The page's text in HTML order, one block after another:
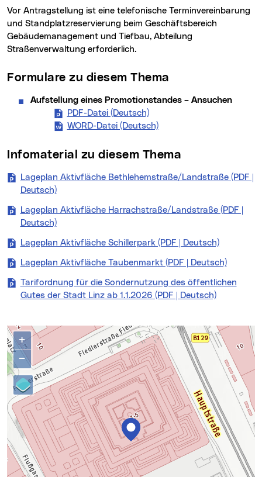
Vor Antragstellung ist eine telefonische Terminvereinbarung
und Standplatzreservierung beim Geschäftsbereich
Gebäudemanagement und Tiefbau, Abteilung
Straßenverwaltung erforderlich.
Formulare zu diesem Thema
Aufstellung eines Promotionstandes – Ansuchen
PDF-Datei (Deutsch)Aufstellung eines
WORD-Datei (Deutsch)Aufstellung eines
Infomaterial zu diesem Thema
Lageplan Aktivfläche Bethlehemstraße/Landstraße (PDF |
Deutsch)(neues Fenster)
Lageplan Aktivfläche Harrachstraße/Landstraße (PDF |
Deutsch)(neues Fenster)
Lageplan Aktivfläche Schillerpark (PDF | Deutsch)(neues
Lageplan Aktivfläche Taubenmarkt (PDF | Deutsch)(neues
Tarifordnung für die Sondernutzung des öffentlichen
Gutes der Stadt Linz ab 1.1.2026 (PDF | Deutsch)(neues
Kontakte
Karte überspringen
+
−